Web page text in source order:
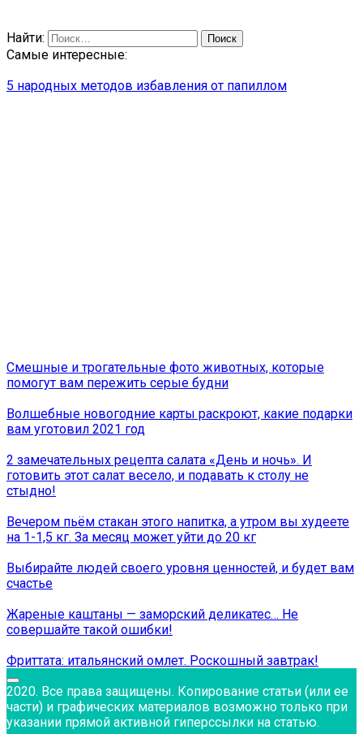
Найти:
Самые интересные:
5 народных методов избавления от папиллом
Cмешные и трогательные фото животных, которые
помогут вам пережить серые будни
Волшебные новогодние карты раскроют, какие подарки
вам уготовил 2021 год
2 замечательных рецепта салата «День и ночь». И
готовить этот салат весело, и подавать к столу не
стыдно!
Вечером пьём стакан этого напитка, а утром вы худеете
на 1-1,5 кг. За месяц может уйти до 20 кг
Выбирайте людей своего уровня ценностей, и будет вам
счастье
Жареные каштаны — заморский деликатес… Не
совершайте такой ошибки!
Фриттата: итальянский омлет. Роскошный завтрак!
2020. Все права защищены. Копирование статьи (или ее
части) и графических материалов возможно только при
указании прямой активной гиперссылки на статью.